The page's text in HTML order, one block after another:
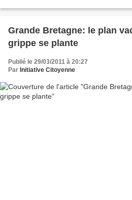
Grande Bretagne: le plan
grippe se plante
Publié le 29/03/2011 à 20:27
Par Initiative Citoyenne